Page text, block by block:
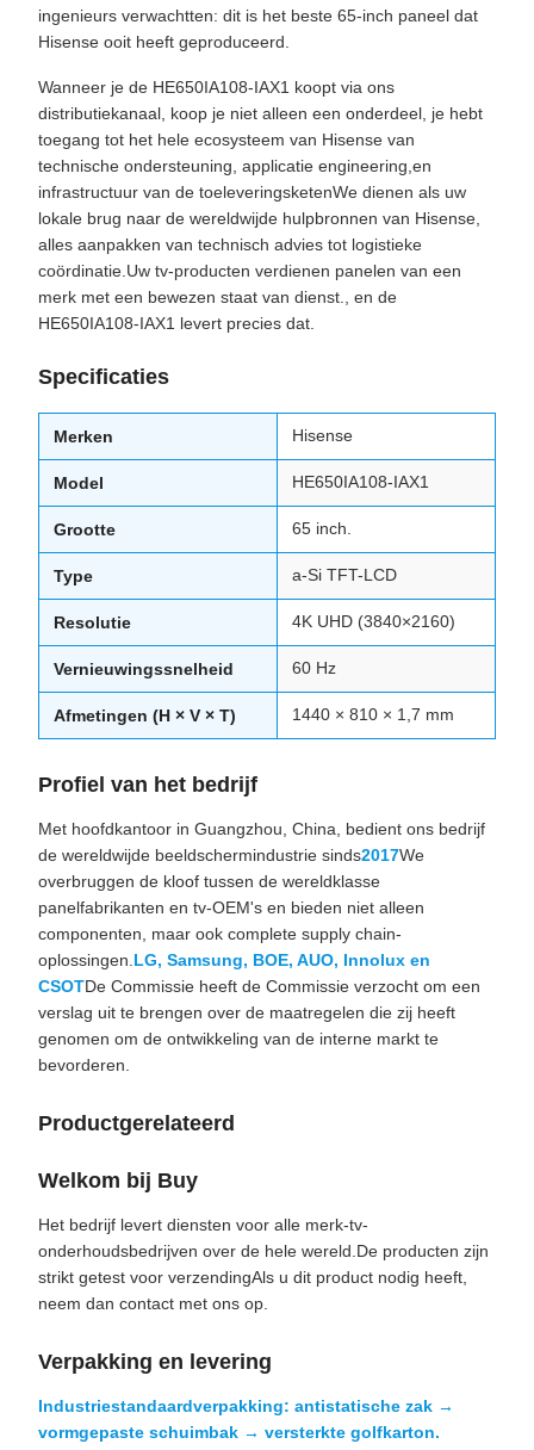
ingenieurs verwachtten: dit is het beste 65-inch paneel dat
Hisense ooit heeft geproduceerd.
Wanneer je de HE650IA108-IAX1 koopt via ons
distributiekanaal, koop je niet alleen een onderdeel, je hebt
toegang tot het hele ecosysteem van Hisense van
technische ondersteuning, applicatie engineering,en
infrastructuur van de toeleveringsketenWe dienen als uw
lokale brug naar de wereldwijde hulpbronnen van Hisense,
alles aanpakken van technisch advies tot logistieke
coördinatie.Uw tv-producten verdienen panelen van een
merk met een bewezen staat van dienst., en de
HE650IA108-IAX1 levert precies dat.
Specificaties
Merken Hisense
Model HE650IA108-IAX1
Grootte 65 inch.
Type a-Si TFT-LCD
Resolutie 4K UHD (3840×2160)
Vernieuwingssnelheid 60 Hz
Afmetingen (H × V × T) 1440 × 810 × 1,7 mm
Profiel van het bedrijf
Met hoofdkantoor in Guangzhou, China, bedient ons bedrijf
de wereldwijde beeldschermindustrie sinds2017We
overbruggen de kloof tussen de wereldklasse
panelfabrikanten en tv-OEM's en bieden niet alleen
componenten, maar ook complete supply chain-
oplossingen. LG, Samsung, BOE, AUO, Innolux en
CSOTDe Commissie heeft de Commissie verzocht om een
verslag uit te brengen over de maatregelen die zij heeft
genomen om de ontwikkeling van de interne markt te
bevorderen.
Productgerelateerd
Welkom bij Buy
Het bedrijf levert diensten voor alle merk-tv-
onderhoudsbedrijven over de hele wereld.De producten zijn
strikt getest voor verzendingAls u dit product nodig heeft,
neem dan contact met ons op.
Verpakking en levering
Industriestandaardverpakking: antistatische zak →
vormgepaste schuimbak → versterkte golfkarton.